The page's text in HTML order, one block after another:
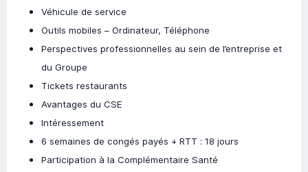
Véhicule de service
Outils mobiles – Ordinateur, Téléphone
Perspectives professionnelles au sein de l’entreprise et
du Groupe
Tickets restaurants
Avantages du CSE
Intéressement
6 semaines de congés payés + RTT : 18 jours
Participation à la Complémentaire Santé